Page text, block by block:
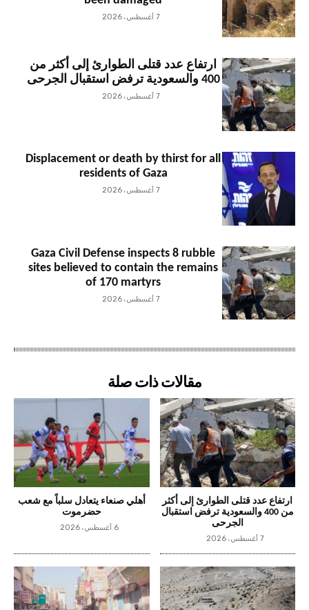
7 أغسطس، 2026
ارتفاع عدد قتلى الطوارئ إلى أكثر من
400 والسعودية ترفض استقبال الجرحى
7 أغسطس، 2026
Displacement or death by thirst for all
residents of Gaza
7 أغسطس، 2026
Gaza Civil Defense inspects 8 rubble
sites believed to contain the remains
of 170 martyrs
7 أغسطس، 2026
مقالات ذات صلة
ارتفاع عدد قتلى الطوارئ إلى أكثر
من 400 والسعودية ترفض استقبال
الجرحى
7 أغسطس، 2026
أهلي صنعاء يتعادل سلباً مع شعب
حضرموت
6 أغسطس، 2026